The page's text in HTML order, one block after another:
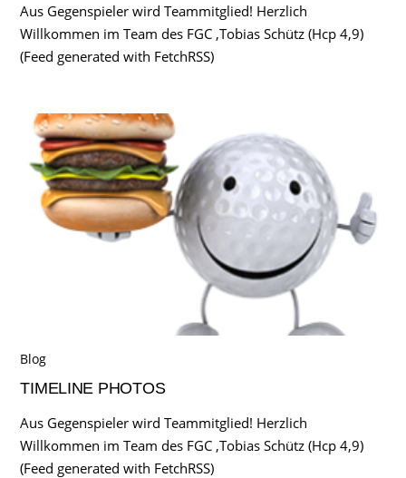
Aus Gegenspieler wird Teammitglied! Herzlich
Willkommen im Team des FGC ,Tobias Schütz (Hcp 4,9)
(Feed generated with FetchRSS)
Blog
TIMELINE PHOTOS
Aus Gegenspieler wird Teammitglied! Herzlich
Willkommen im Team des FGC ,Tobias Schütz (Hcp 4,9)
(Feed generated with FetchRSS)